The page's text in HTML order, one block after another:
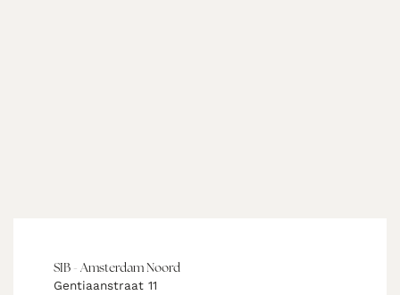
SIB - Amsterdam Noord
Gentiaanstraat 11